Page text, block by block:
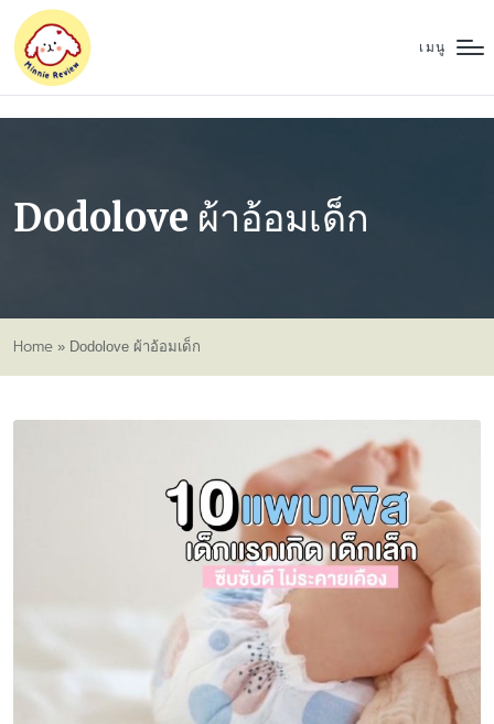
เมนู
Dodolove ผ้าอ้อมเด็ก
Home » Dodolove ผ้าอ้อมเด็ก